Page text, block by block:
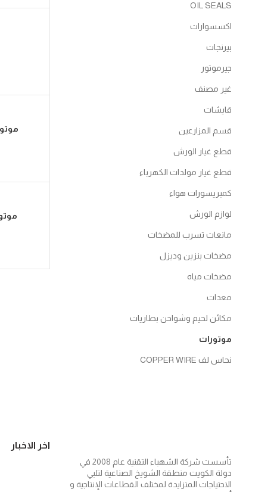
OIL SEALS
اكسسوارات
بيرنجات
جيرموتور
غير مصنف
قايشات
قسم المزارعين
قطع غيار الورش
قطع غيار مولدات الكهرباء
كمبريسورات هواء
لوازم الورش
مانعات تسرب للمضخات
مضخات بنزين وديزل
مضخات مياه
معدات
مكائن لحيم وشواحن بطاريات
موتورات
نحاس لف COPPER WIRE
موتور 1.5 حصان 1 فاز
موتور 15 حصان
تأسست شركة الشهباء التقنية عام 2008 في
دولة الكويت منطقة الشويخ الصناعية لتلبي
الاحتياجات المتزايدة لمختلف القطاعات الإنتاجية و
اخر الاخبار